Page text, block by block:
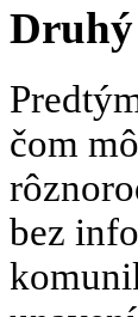
čom
bez